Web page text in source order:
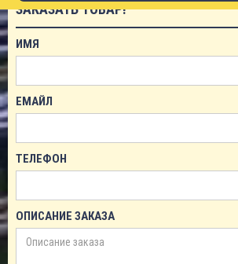
ЗАКАЗАТЬ ТОВАР!
ИМЯ
ЕМАЙЛ
ТЕЛЕФОН
ОПИСАНИЕ ЗАКАЗА